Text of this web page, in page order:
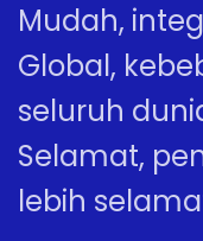
Mudah,
Global,
seluruh
Selamat,
lebih